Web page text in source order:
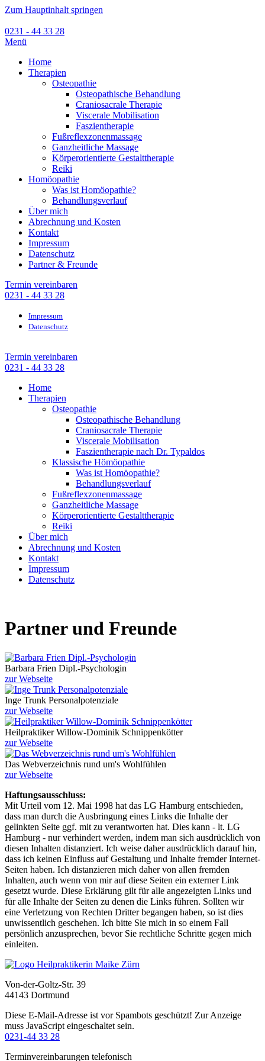
Zum Hauptinhalt springen
0231 - 44 33 28
Menü
Home
Therapien
Osteopathie
Osteopathische Behandlung
Craniosacrale Therapie
Viscerale Mobilisation
Faszientherapie
Fußreflexzonenmassage
Ganzheitliche Massage
Körperorientierte Gestalttherapie
Reiki
Homöopathie
Was ist Homöopathie?
Behandlungsverlauf
Über mich
Abrechnung und Kosten
Kontakt
Impressum
Datenschutz
Partner & Freunde
Termin vereinbaren
0231 - 44 33 28
Impressum
Datenschutz
Termin vereinbaren
0231 - 44 33 28
Home
Therapien
Osteopathie
Osteopathische Behandlung
Craniosacrale Therapie
Viscerale Mobilisation
Faszientherapie nach Dr. Typaldos
Klassische Hömöopathie
Was ist Homöopathie?
Behandlungsverlauf
Fußreflexzonenmassage
Ganzheitliche Massage
Körperorientierte Gestalttherapie
Reiki
Über mich
Abrechnung und Kosten
Kontakt
Impressum
Datenschutz
Partner und Freunde
Barbara Frien Dipl.-Psychologin
zur Webseite
Inge Trunk Personalpotenziale
zur Webseite
Heilpraktiker Willow-Dominik Schnippenkötter
zur Webseite
Das Webverzeichnis rund um's Wohlfühlen
zur Webseite
Haftungsausschluss:
Mit Urteil vom 12. Mai 1998 hat das LG Hamburg entschieden,
dass man durch die Ausbringung eines Links die Inhalte der
gelinkten Seite ggf. mit zu verantworten hat. Dies kann - lt. LG
Hamburg - nur verhindert werden, indem man sich ausdrücklich von
diesen Inhalten distanziert. Ich weise daher ausdrücklich darauf hin,
dass ich keinen Einfluss auf Gestaltung und Inhalte fremder Internet-
Seiten haben. Ich distanzieren mich daher von allen fremden
Inhalten, auch wenn von mir auf diese Seiten ein externer Link
gesetzt wurde. Diese Erklärung gilt für alle angezeigten Links und
für alle Inhalte der Seiten zu denen die Links führen. Sollten wir
eine Verletzung von Rechten Dritter begangen haben, so ist dies
unwissentlich geschehen. Ich bitte Sie mich in so einem Fall
persönlich anzusprechen, bevor Sie rechtliche Schritte gegen mich
einleiten.
Von-der-Goltz-Str. 39
44143 Dortmund
Diese E-Mail-Adresse ist vor Spambots geschützt! Zur Anzeige
muss JavaScript eingeschaltet sein.
0231-44 33 28
Terminvereinbarungen telefonisch